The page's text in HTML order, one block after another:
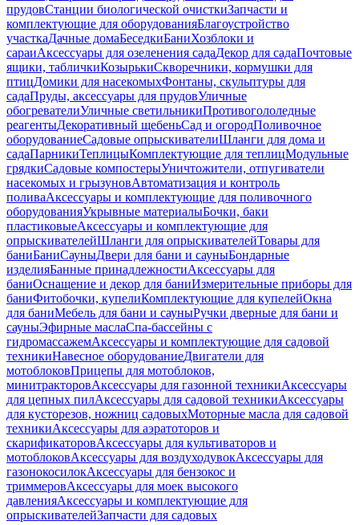
прудовСтанции биологической очисткиЗапчасти и
комплектующие для оборудованияБлагоустройство
участкаДачные домаБеседкиБаниХозблоки и
сараиАксессуары для озеленения садаДекор для садаПочтовые
ящики, табличкиКозырькиСкворечники, кормушки для
птицДомики для насекомыхФонтаны, скульптуры для
садаПруды, аксессуары для прудовУличные
обогревателиУличные светильникиПротивогололедные
реагентыДекоративный щебеньСад и огородПоливочное
оборудованиеСадовые опрыскивателиШланги для дома и
садаПарникиТеплицыКомплектующие для теплицМодульные
грядкиСадовые компостерыУничтожители, отпугиватели
насекомых и грызуновАвтоматизация и контроль
поливаАксессуары и комплектующие для поливочного
оборудованияУкрывные материалыБочки, баки
пластиковыеАксессуары и комплектующие для
опрыскивателейШланги для опрыскивателейТовары для
баниБаниСауныДвери для бани и сауныБондарные
изделияБанные принадлежностиАксессуары для
баниОснащение и декор для баниИзмерительные приборы для
баниФитобочки, купелиКомплектующие для купелейОкна
для баниМебель для бани и сауныРучки дверные для бани и
сауныЭфирные маслаСпа-бассейны с
гидромассажемАксессуары и комплектующие для садовой
техникиНавесное оборудованиеДвигатели для
мотоблоковПрицепы для мотоблоков,
минитракторовАксессуары для газонной техникиАксессуары
для цепных пилАксессуары для садовой техникиАксессуары
для кусторезов, ножниц садовыхМоторные масла для садовой
техникиАксессуары для аэратоторов и
скарификаторовАксессуары для культиваторов и
мотоблоковАксессуары для воздуходувокАксессуары для
газонокосилокАксессуары для бензокос и
триммеровАксессуары для моек высокого
давленияАксессуары и комплектующие для
опрыскивателейЗапчасти для садовых